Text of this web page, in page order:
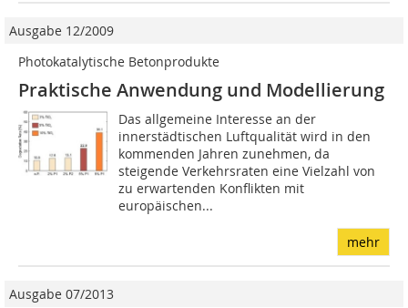
Ausgabe 12/2009
Photokatalytische Betonprodukte
Praktische Anwendung und Modellierung
Das allgemeine Interesse an der
innerstädtischen Luftqualität wird in den
kommenden Jahren zunehmen, da
steigende Verkehrsraten eine Vielzahl von
zu erwartenden Konflikten mit
europäischen...
mehr
Ausgabe 07/2013